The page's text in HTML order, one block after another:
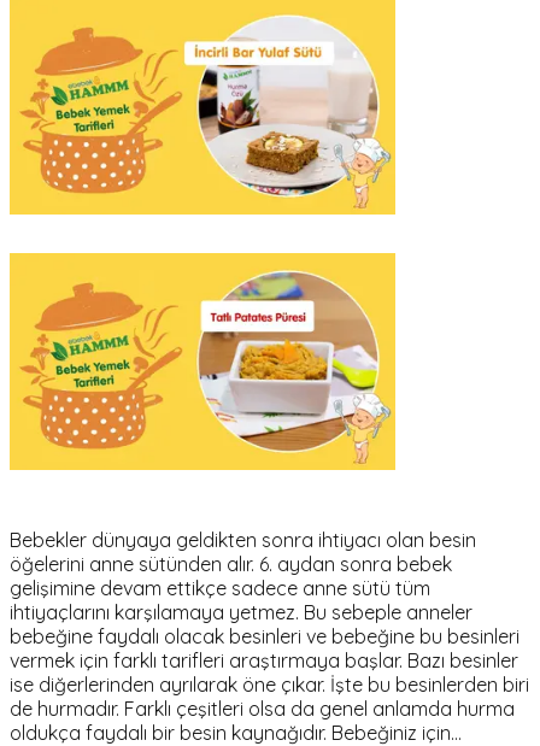
Bebekler dünyaya geldikten sonra ihtiyacı olan besin
öğelerini anne sütünden alır. 6. aydan sonra bebek
gelişimine devam ettikçe sadece anne sütü tüm
ihtiyaçlarını karşılamaya yetmez. Bu sebeple anneler
bebeğine faydalı olacak besinleri ve bebeğine bu besinleri
vermek için farklı tarifleri araştırmaya başlar. Bazı besinler
ise diğerlerinden ayrılarak öne çıkar. İşte bu besinlerden biri
de hurmadır. Farklı çeşitleri olsa da genel anlamda hurma
oldukça faydalı bir besin kaynağıdır. Bebeğiniz için…